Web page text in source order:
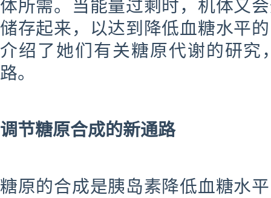
体所需。当能量过剩时，机体又
储存起来，以达到降低血糖水平
介绍了她们有关糖原代谢的研究
路。
调节糖原合成的新通路
糖原的合成是胰岛素降低血糖水